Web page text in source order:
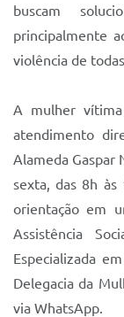
buscam
principalmente
violência de
A mulher
atendimento
Alameda Gaspar
sexta, das 8h
orientação em
Assistência
Especializada
Delegacia da
via WhatsApp.